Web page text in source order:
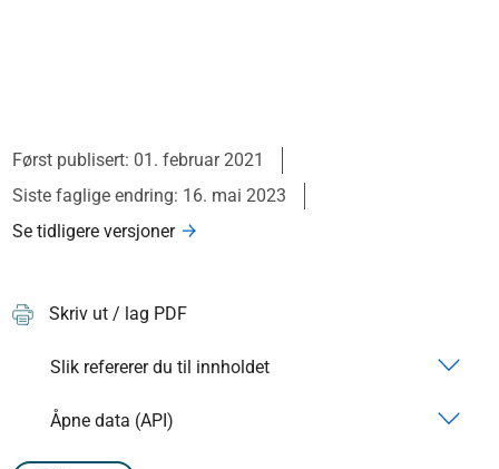
Først publisert: 01. februar 2021
Siste faglige endring: 16. mai 2023
Se tidligere versjoner
Skriv ut / lag PDF
Slik refererer du til innholdet
Åpne data (API)